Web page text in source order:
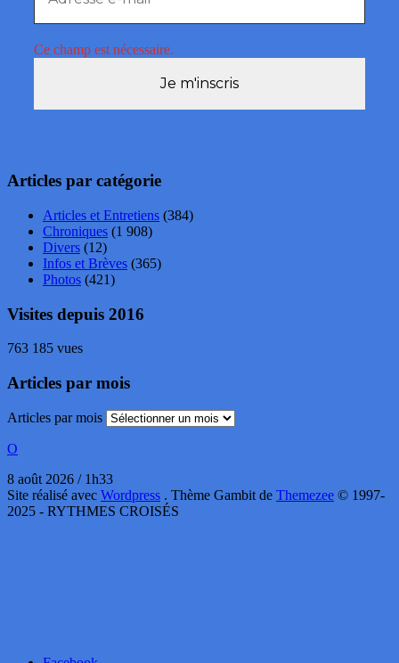
Ce champ est nécessaire.
Articles par catégorie
Articles et Entretiens (384)
Chroniques (1 908)
Divers (12)
Infos et Brèves (365)
Photos (421)
Visites depuis 2016
763 185 vues
Articles par mois
Articles par mois
O
8 août 2026 / 1h33
Site réalisé avec Wordpress . Thème Gambit de Themezee © 1997-
2025 - RYTHMES CROISÉS